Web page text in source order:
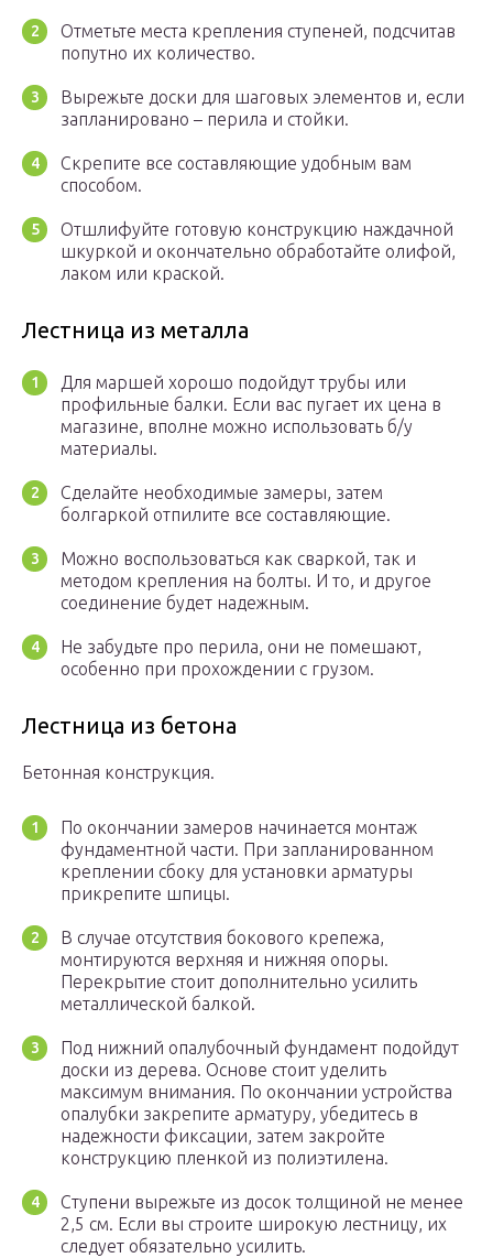
Отметьте места крепления ступеней, подсчитав
попутно их количество.
Вырежьте доски для шаговых элементов и, если
запланировано – перила и стойки.
Скрепите все составляющие удобным вам
способом.
Отшлифуйте готовую конструкцию наждачной
шкуркой и окончательно обработайте олифой,
лаком или краской.
Лестница из металла
Для маршей хорошо подойдут трубы или
профильные балки. Если вас пугает их цена в
магазине, вполне можно использовать б/у
материалы.
Сделайте необходимые замеры, затем
болгаркой отпилите все составляющие.
Можно воспользоваться как сваркой, так и
методом крепления на болты. И то, и другое
соединение будет надежным.
Не забудьте про перила, они не помешают,
особенно при прохождении с грузом.
Лестница из бетона
Бетонная конструкция.
По окончании замеров начинается монтаж
фундаментной части. При запланированном
креплении сбоку для установки арматуры
прикрепите шпицы.
В случае отсутствия бокового крепежа,
монтируются верхняя и нижняя опоры.
Перекрытие стоит дополнительно усилить
металлической балкой.
Под нижний опалубочный фундамент подойдут
доски из дерева. Основе стоит уделить
максимум внимания. По окончании устройства
опалубки закрепите арматуру, убедитесь в
надежности фиксации, затем закройте
конструкцию пленкой из полиэтилена.
Ступени вырежьте из досок толщиной не менее
2,5 см. Если вы строите широкую лестницу, их
следует обязательно усилить.